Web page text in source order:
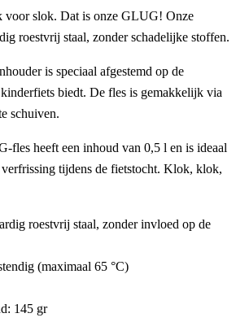
voor slok. Dat is onze GLUG! Onze
roestvrij staal, zonder schadelijke stoffen.
is speciaal afgestemd op de
biedt. De fles is gemakkelijk via
schuiven.
fles heeft een inhoud van 0,5 l en is ideaal
tijdens de fietstocht. Klok, klok,
roestvrij staal, zonder invloed op de
(maximaal 65 °C)
145 gr